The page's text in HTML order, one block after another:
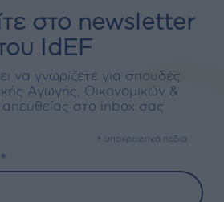
στο newsletter
IdEF
να γνωρίζετε για σπουδές
Αγωγής, Οικονομικών &
απευθείας στο inbox σας
* υποχρεωτικά πεδία
*